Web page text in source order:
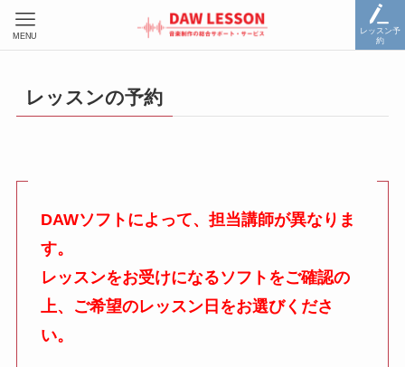
レッスン予
約
MENU
レッスンの予約
DAWソフトによって、担当講師が異なりま
す。
レッスンをお受けになるソフトをご確認の
上、ご希望のレッスン日をお選びくださ
い。